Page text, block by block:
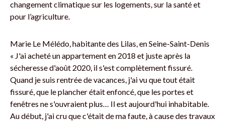
changement climatique sur les logements, sur la santé et
pour l’agriculture.
Marie Le Mélédo, habitante des Lilas, en Seine-Saint-Denis
« J'ai acheté un appartement en 2018 et juste après la
sécheresse d'août 2020, il s'est complètement fissuré.
Quand je suis rentrée de vacances, j'ai vu que tout était
fissuré, que le plancher était enfoncé, que les portes et
fenêtres ne s'ouvraient plus… Il est aujourd'hui inhabitable.
Au début, j'ai cru que c'était de ma faute, à cause des travaux